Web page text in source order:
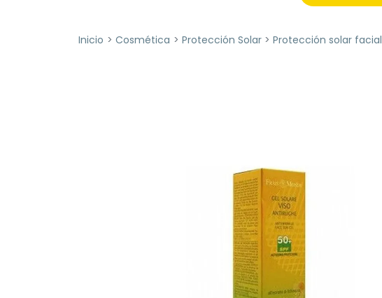
Inicio Cosmética Protección Solar Protección solar facial